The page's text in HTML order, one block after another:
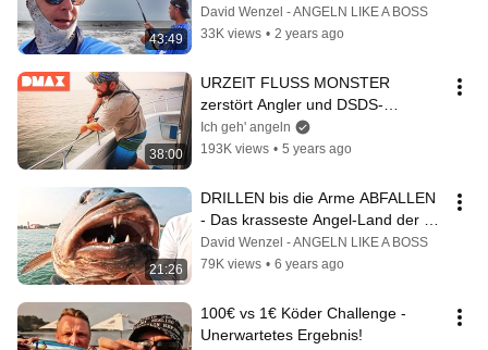
43:49
David Wenzel - ANGELN LIKE A BOSS
33K views • 2 years ago
38:00
URZEIT FLUSS MONSTER
zerstört Angler und DSDS-
Kameramann | DMAX ANGEL-
BUDDIES (Behind the Scenes)
Ich geh' angeln
193K views • 5 years ago
21:26
DRILLEN bis die Arme ABFALLEN
- Das krasseste Angel-Land der
Welt!
David Wenzel - ANGELN LIKE A BOSS
79K views • 6 years ago
100€ vs 1€ Köder Challenge -
Unerwartetes Ergebnis!